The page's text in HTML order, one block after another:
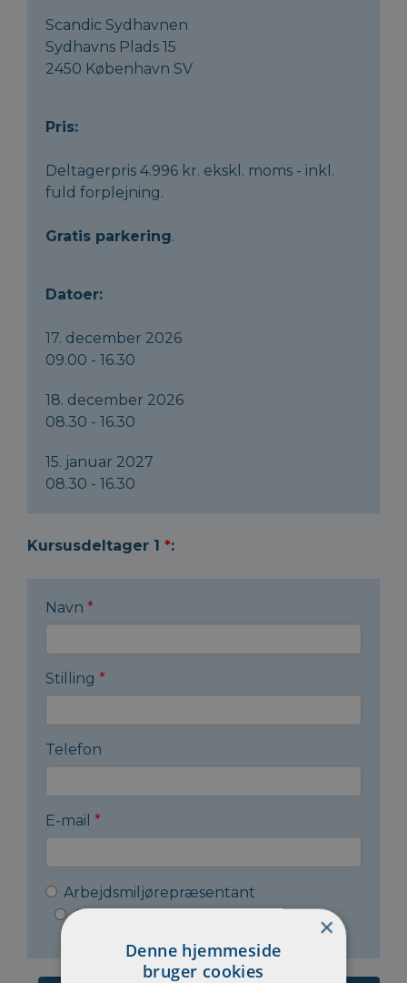
Scandic Sydhavnen
Sydhavns Plads 15
2450 København SV
Pris:
Deltagerpris 4.996 kr. ekskl. moms - inkl.
fuld forplejning.
Gratis parkering.
Datoer:
17. december 2026
09.00 - 16.30
18. december 2026
08.30 - 16.30
15. januar 2027
08.30 - 16.30
Kursusdeltager 1 *:
Navn *
Stilling *
Telefon
E-mail *
Arbejdsmiljørepræsentant
Arbejdsleder
×
Denne hjemmeside
bruger cookies